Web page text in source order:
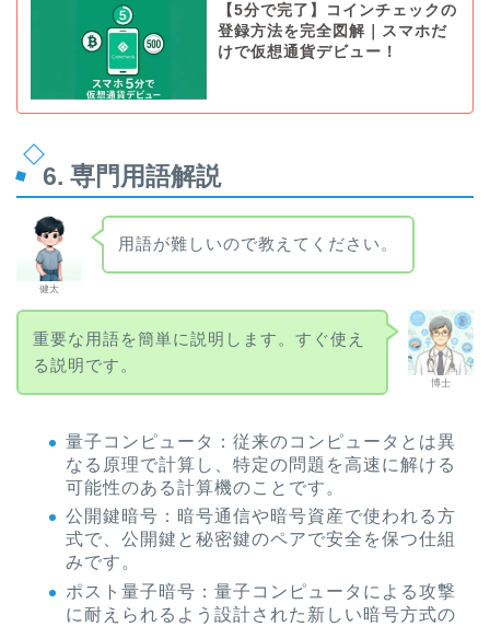
【5分で完了】コインチェックの
登録方法を完全図解｜スマホだ
けで仮想通貨デビュー！
6. 専門用語解説
健太
用語が難しいので教えてください。
博士
重要な用語を簡単に説明します。すぐ使え
る説明です。
量子コンピュータ：従来のコンピュータとは異
なる原理で計算し、特定の問題を高速に解ける
可能性のある計算機のことです。
公開鍵暗号：暗号通信や暗号資産で使われる方
式で、公開鍵と秘密鍵のペアで安全を保つ仕組
みです。
ポスト量子暗号：量子コンピュータによる攻撃
に耐えられるよう設計された新しい暗号方式の